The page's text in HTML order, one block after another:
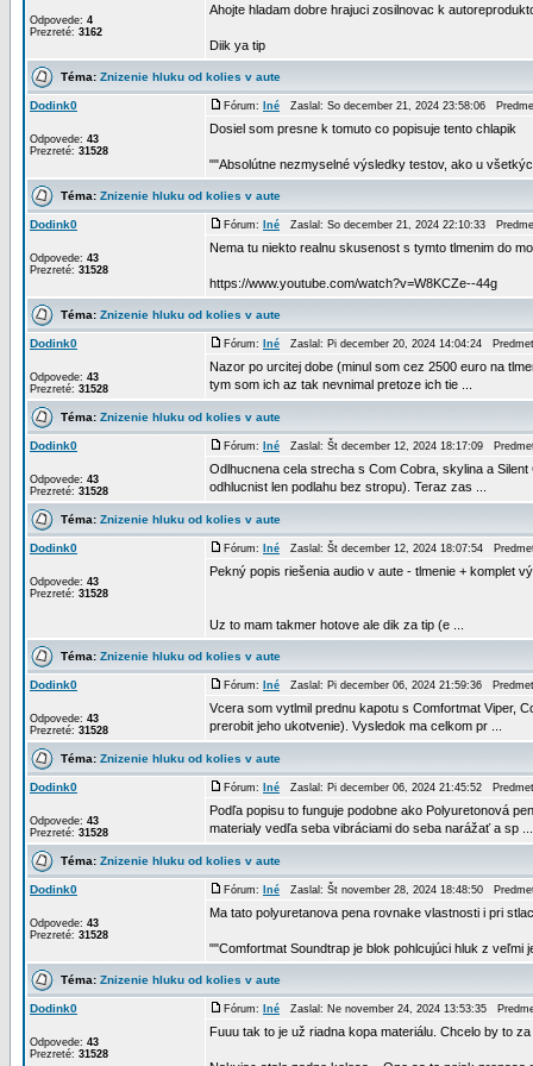
Odpovede: 4
Prezreté: 3162
Ahojte hladam dobre hrajuci zosilnovac k
Diik ya tip
Téma: Znizenie hluku od kolies v aute
Dodink0
Odpovede: 43
Prezreté: 31528
Fórum: Iné Zaslal: So december 21, 2024 23:58:06
Dosiel som presne k tomuto co popisuje tento chlapik
""Absolútne nezmyselné výsledky testov, ako u
Téma: Znizenie hluku od kolies v aute
Dodink0
Odpovede: 43
Prezreté: 31528
Fórum: Iné Zaslal: So december 21, 2024 22:10:33
Nema tu niekto realnu skusenost s tymto tlmenim do
https://www.youtube.com/watch?v=W8KCZe--44g
Téma: Znizenie hluku od kolies v aute
Dodink0
Odpovede: 43
Prezreté: 31528
Fórum: Iné Zaslal: Pi december 20, 2024 14:04:24
Nazor po urcitej dobe (minul som cez 2500 euro na
tym som ich az tak nevnimal pretoze ich tie ...
Téma: Znizenie hluku od kolies v aute
Dodink0
Odpovede: 43
Prezreté: 31528
Fórum: Iné Zaslal: Št december 12, 2024 18:17:09
Odlhucnena cela strecha s Com Cobra, skylina a
odhlucnist len podlahu bez stropu). Teraz zas ...
Téma: Znizenie hluku od kolies v aute
Dodink0
Odpovede: 43
Prezreté: 31528
Fórum: Iné Zaslal: Št december 12, 2024 18:07:54
Pekný popis riešenia audio v aute - tlmenie + komplet
Uz to mam takmer hotove ale dik za tip (e ...
Téma: Znizenie hluku od kolies v aute
Dodink0
Odpovede: 43
Prezreté: 31528
Fórum: Iné Zaslal: Pi december 06, 2024 21:59:36
Vcera som vytlmil prednu kapotu s Comfortmat Viper,
prerobit jeho ukotvenie). Vysledok ma celkom pr ...
Téma: Znizenie hluku od kolies v aute
Dodink0
Odpovede: 43
Prezreté: 31528
Fórum: Iné Zaslal: Pi december 06, 2024 21:45:52
Podľa popisu to funguje podobne ako Polyuretonová
materialy vedľa seba vibráciami do seba narážať a sp ...
Téma: Znizenie hluku od kolies v aute
Dodink0
Odpovede: 43
Prezreté: 31528
Fórum: Iné Zaslal: Št november 28, 2024 18:48:50
Ma tato polyuretanova pena rovnake vlastnosti i pri
""Comfortmat Soundtrap je blok pohlcujúci hluk z veľmi
Téma: Znizenie hluku od kolies v aute
Dodink0
Odpovede: 43
Prezreté: 31528
Fórum: Iné Zaslal: Ne november 24, 2024 13:53:35
Fuuu tak to je už riadna kopa materiálu. Chcelo by to